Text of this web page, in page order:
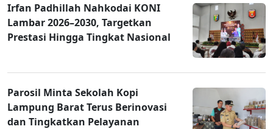
Irfan Padhillah Nahkodai KONI
Lambar 2026–2030, Targetkan
Prestasi Hingga Tingkat Nasional
Parosil Minta Sekolah Kopi
Lampung Barat Terus Berinovasi
dan Tingkatkan Pelayanan